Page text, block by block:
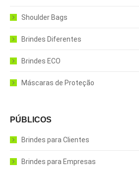
Shoulder Bags
Brindes Diferentes
Brindes ECO
Máscaras de Proteção
PÚBLICOS
Brindes para Clientes
Brindes para Empresas